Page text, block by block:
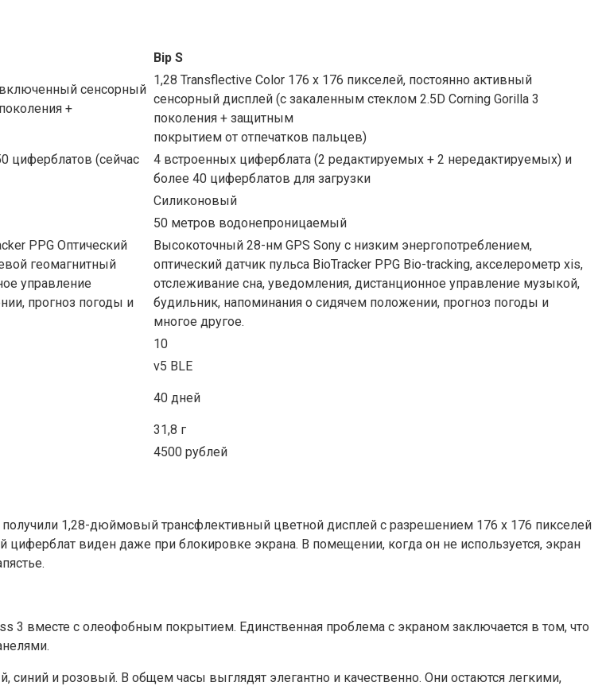
Bip S
включенный сенсорный
+
1,28 Transflective Color 176 x 176 пикселей, постоянно активный
сенсорный дисплей (с закаленным стеклом 2.5D Corning Gorilla 3
поколения + защитным
покрытием от отпечатков пальцев)
циферблатов (сейчас
4 встроенных циферблата (2 редактируемых + 2 нередактируемых) и
более 40 циферблатов для загрузки
Силиконовый
50 метров водонепроницаемый
PPG Оптический
геомагнитный
управление
прогноз погоды и
Высокоточный 28-нм GPS Sony с низким энергопотреблением,
оптический датчик пульса BioTracker PPG Bio-tracking, акселерометр xis,
отслеживание сна, уведомления, дистанционное управление музыкой,
будильник, напоминания о сидячем положении, прогноз погоды и
многое другое.
10
v5 BLE
40 дней
31,8 г
4500 рублей
1,28-дюймовый трансфлективный цветной дисплей с разрешением 176 x 176 пикселей
циферблат виден даже при блокировке экрана. В помещении, когда он не используется, экран
3 вместе с олеофобным покрытием. Единственная проблема с экраном заключается в том, что
синий и розовый. В общем часы выглядят элегантно и качественно. Они остаются легкими,